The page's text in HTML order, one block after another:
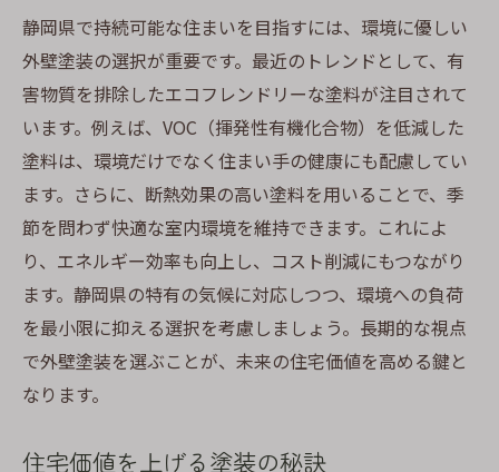
静岡県で持続可能な住まいを目指すには、環境に優しい
外壁塗装の選択が重要です。最近のトレンドとして、有
害物質を排除したエコフレンドリーな塗料が注目されて
います。例えば、VOC（揮発性有機化合物）を低減した
塗料は、環境だけでなく住まい手の健康にも配慮してい
ます。さらに、断熱効果の高い塗料を用いることで、季
節を問わず快適な室内環境を維持できます。これによ
り、エネルギー効率も向上し、コスト削減にもつながり
ます。静岡県の特有の気候に対応しつつ、環境への負荷
を最小限に抑える選択を考慮しましょう。長期的な視点
で外壁塗装を選ぶことが、未来の住宅価値を高める鍵と
なります。
住宅価値を上げる塗装の秘訣